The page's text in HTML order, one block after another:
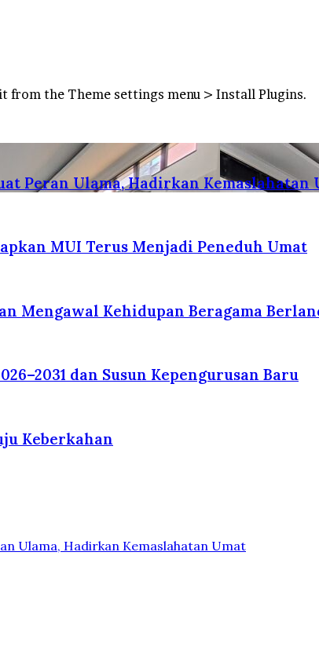
from the Theme settings menu > Install Plugins.
Peran Ulama, Hadirkan Kemaslahatan
MUI Terus Menjadi Peneduh Umat
Mengawal Kehidupan Beragama
dan Susun Kepengurusan Baru
Keberkahan
Ulama, Hadirkan Kemaslahatan Umat